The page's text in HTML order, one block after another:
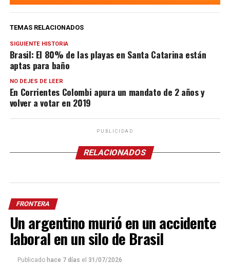
TEMAS RELACIONADOS
SIGUIENTE HISTORIA
Brasil: El 80% de las playas en Santa Catarina están
aptas para baño
NO DEJES DE LEER
En Corrientes Colombi apura un mandato de 2 años y
volver a votar en 2019
PUBLICIDAD
RELACIONADOS
FRONTERA
Un argentino murió en un accidente
laboral en un silo de Brasil
Publicado hace 7 días el 31/07/2026